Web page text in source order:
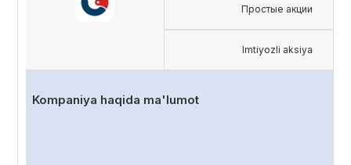
Простые акции
Imtiyozli aksiya
Kompaniya haqida ma'lumot